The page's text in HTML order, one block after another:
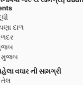
દાળ
મુજબ
વઘાર ની સામગ્રી
તેલ